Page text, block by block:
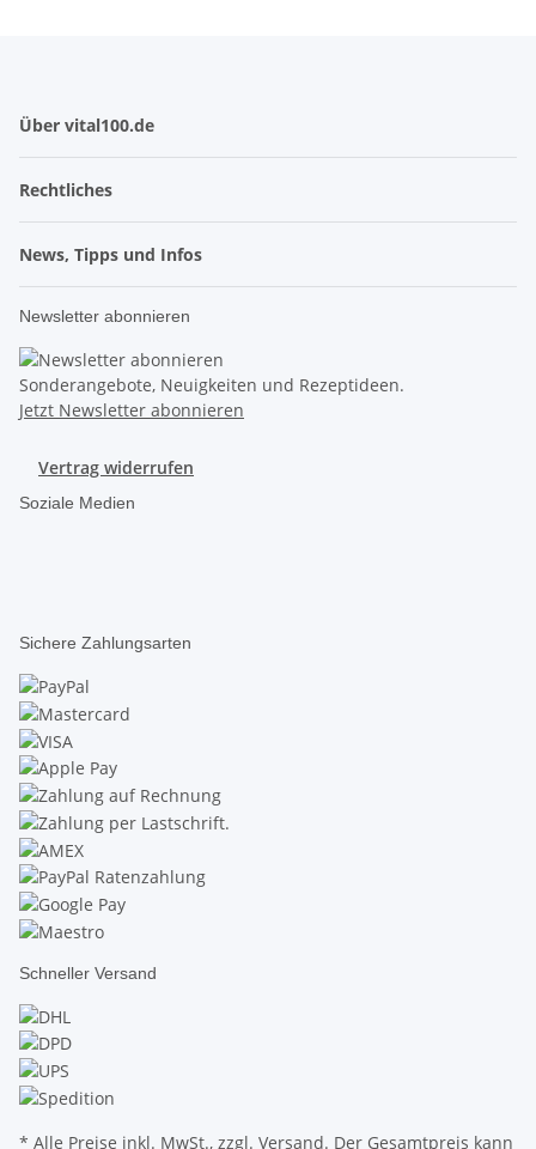
Über vital100.de
Rechtliches
News, Tipps und Infos
Newsletter abonnieren
Sonderangebote, Neuigkeiten und Rezeptideen.
Jetzt Newsletter abonnieren
Vertrag widerrufen
Soziale Medien
Sichere Zahlungsarten
Schneller Versand
* Alle Preise inkl. MwSt., zzgl. Versand. Der Gesamtpreis kann